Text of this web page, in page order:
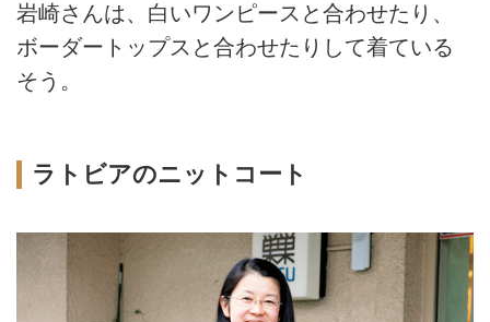
岩崎さんは、白いワンピースと合わせたり、
ボーダートップスと合わせたりして着ている
そう。
ラトビアのニットコート